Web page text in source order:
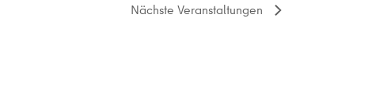
Nächste Veranstaltungen